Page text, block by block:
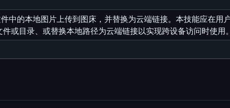
的本地图片上传到图床，并替换为云端链接。本技能应在用
目录、或替换本地路径为云端链接以实现跨设备访问时使用。